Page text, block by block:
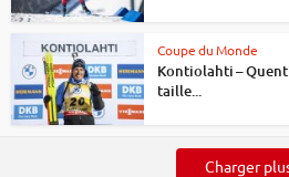
Coupe du Monde
Kontiolahti –
taille...
Charger